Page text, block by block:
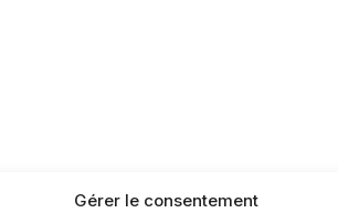
Gérer le consentement